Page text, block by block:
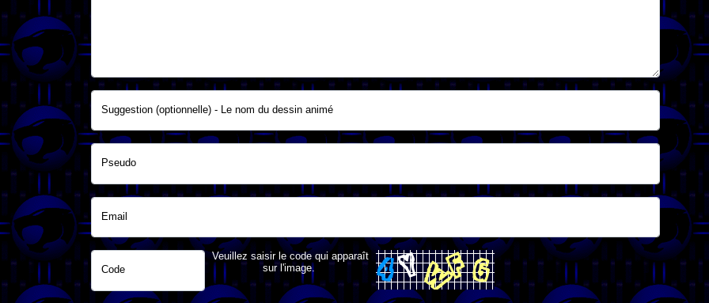
Suggestion (optionnelle) - Le nom du dessin animé
Pseudo
Email
Code
Veuillez saisir le code qui apparaît
sur l'image.